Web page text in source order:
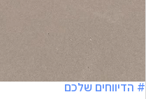
# הדיווחים שלכם